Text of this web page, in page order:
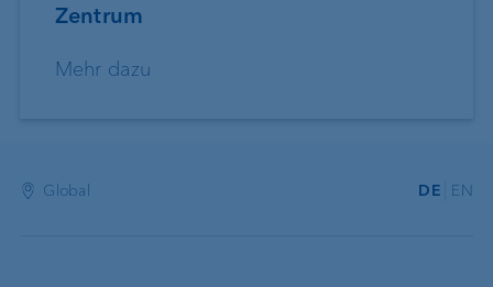
Zentrum
Mehr dazu
Global DE EN